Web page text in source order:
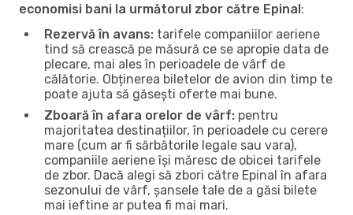
economisi bani la următorul zbor către Epinal:
Rezervă în avans: tarifele companiilor aeriene
tind să crească pe măsură ce se apropie data de
plecare, mai ales în perioadele de vârf de
călătorie. Obținerea biletelor de avion din timp te
poate ajuta să găsești oferte mai bune.
Zboară în afara orelor de vârf: pentru
majoritatea destinațiilor, în perioadele cu cerere
mare (cum ar fi sărbătorile legale sau vara),
companiile aeriene își măresc de obicei tarifele
de zbor. Dacă alegi să zbori către Epinal în afara
sezonului de vârf, șansele tale de a găsi bilete
mai ieftine ar putea fi mai mari.